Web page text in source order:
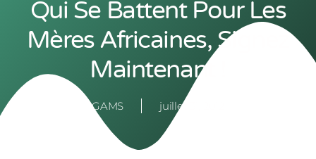
Qui Se Battent Pour Les
Mères Africaines, Signez
Maintenant !
GAMS juillet 31, 2012